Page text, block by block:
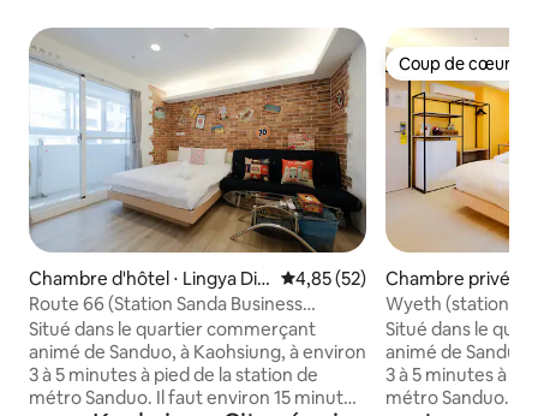
Chambre d'hôtel ⋅ Lingya Dis
trict
Évaluation moyenne sur la
4,85 (52)
Route 66 (Station Sanda Business
District)
Situé dans le quartier commerçant
animé de Sanduo, à Kaohsiung, à environ
3 à 5 minutes à pied de la station de
métro Sanduo. Il faut environ 15 minutes
Coup de cœur
Coup de cœur
Chambre privée ⋅
trict
Wyeth (station
Sanda)
Situé dans le
animé de
3 à 5 minutes à
métro Sanduo. Il